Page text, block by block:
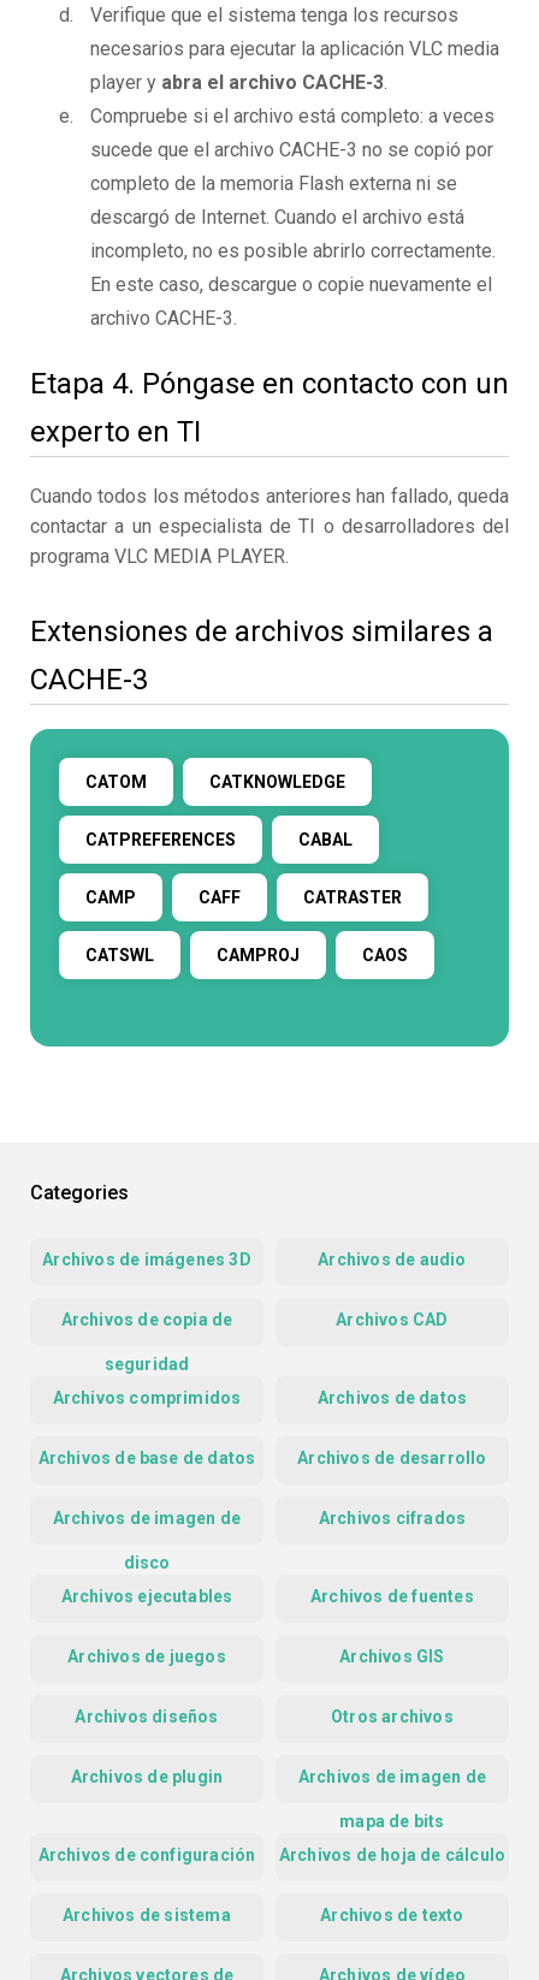
Verifique que el sistema tenga los recursos
necesarios para ejecutar la aplicación VLC media
player y abra el archivo CACHE-3.
Compruebe si el archivo está completo: a veces
sucede que el archivo CACHE-3 no se copió por
completo de la memoria Flash externa ni se
descargó de Internet. Cuando el archivo está
incompleto, no es posible abrirlo correctamente.
En este caso, descargue o copie nuevamente el
archivo CACHE-3.
Etapa 4. Póngase en contacto con un
experto en TI
Cuando todos los métodos anteriores han fallado, queda
contactar a un especialista de TI o desarrolladores del
programa VLC MEDIA PLAYER.
Extensiones de archivos similares a
CACHE-3
CATOM CATKNOWLEDGE
CATPREFERENCES CABAL
CAMP CAFF CATRASTER
CATSWL CAMPROJ CAOS
Categories
Archivos de imágenes 3D Archivos de audio
Archivos de copia de
seguridad
Archivos CAD
Archivos comprimidos Archivos de datos
Archivos de base de datos Archivos de desarrollo
Archivos de imagen de
disco
Archivos cifrados
Archivos ejecutables Archivos de fuentes
Archivos de juegos Archivos GIS
Archivos diseños Otros archivos
Archivos de plugin Archivos de imagen de
mapa de bits
Archivos de configuración
Archivos de hoja de cálculo
Archivos de sistema Archivos de texto
Archivos vectores de Archivos de vídeo